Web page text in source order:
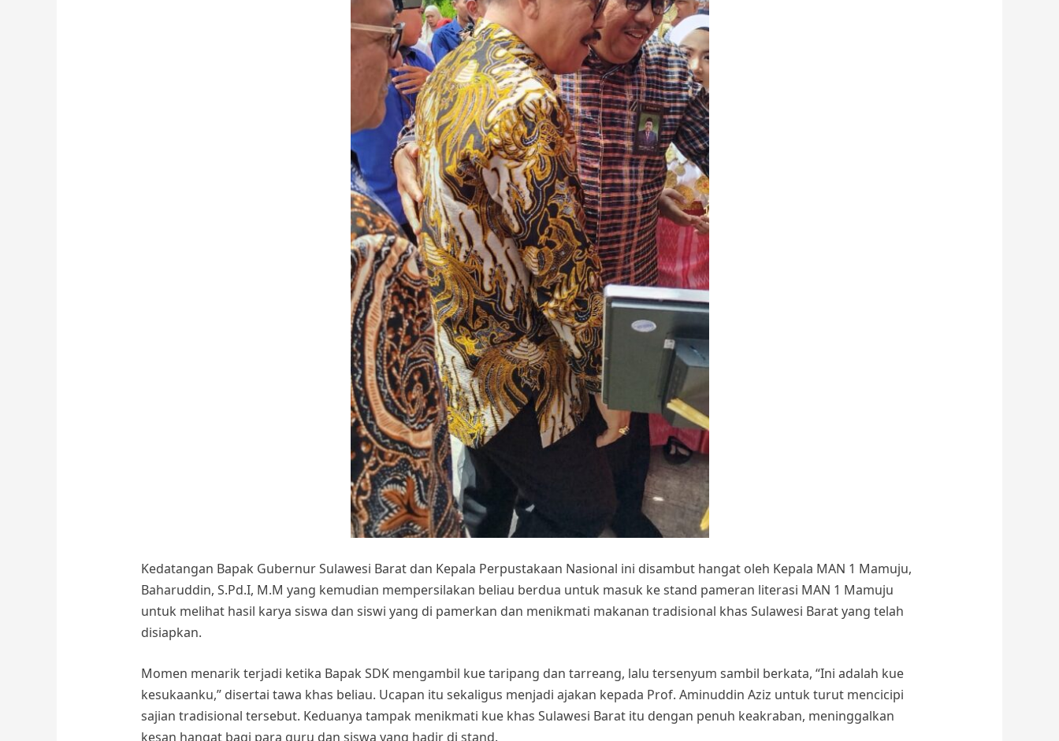
Kedatangan Bapak Gubernur Sulawesi Barat dan Kepala Perpustakaan Nasional ini disambut hangat oleh Kepala MAN 1 Mamuju,
Baharuddin, S.Pd.I, M.M yang kemudian mempersilakan beliau berdua untuk masuk ke stand pameran literasi MAN 1 Mamuju
untuk melihat hasil karya siswa dan siswi yang di pamerkan dan menikmati makanan tradisional khas Sulawesi Barat yang telah
disiapkan.
Momen menarik terjadi ketika Bapak SDK mengambil kue taripang dan tarreang, lalu tersenyum sambil berkata, “Ini adalah kue
kesukaanku,” disertai tawa khas beliau. Ucapan itu sekaligus menjadi ajakan kepada Prof. Aminuddin Aziz untuk turut mencicipi
sajian tradisional tersebut. Keduanya tampak menikmati kue khas Sulawesi Barat itu dengan penuh keakraban, meninggalkan
kesan hangat bagi para guru dan siswa yang hadir di stand.